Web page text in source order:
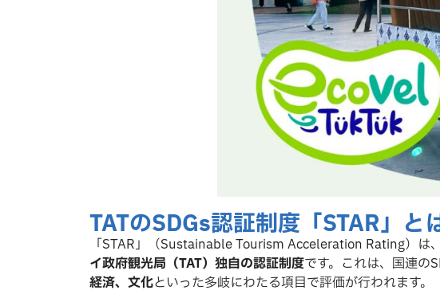
TATのSDGs認証制度「STAR」と
「STAR」（Sustainable Tourism Acceleration Rating）は、
イ政府観光局（TAT）独自の認証制度です。これは、国連の
経済、文化といった多岐にわたる項目で評価が行われます。